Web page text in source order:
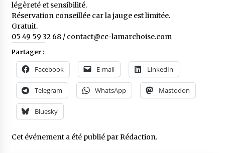
légèreté et sensibilité.
Réservation conseillée car la jauge est limitée.
Gratuit.
05 49 59 32 68 / contact@cc-lamarchoise.com
Partager :
Facebook E-mail LinkedIn
Telegram WhatsApp Mastodon
Bluesky
Cet événement a été publié parRédaction.